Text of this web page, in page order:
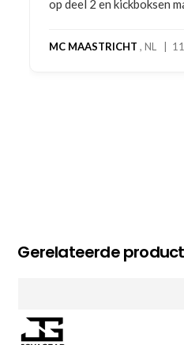
op deel 2 en kickboksen
MC MAASTRICHT , NL |
Gerelateerde